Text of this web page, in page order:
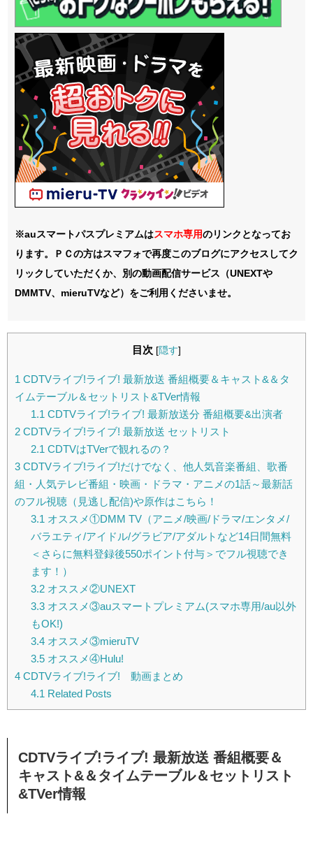
※auスマートパスプレミアムはスマホ専用のリンクとなってお
ります。ＰＣの方はスマフォで再度このブログにアクセスしてク
リックしていただくか、別の動画配信サービス（UNEXTや
DMMTV、mieruTVなど）をご利用くださいませ。
目次 [隠す]
1 CDTVライブ!ライブ! 最新放送 番組概要＆キャスト&＆タ
イムテーブル＆セットリスト&TVer情報
1.1 CDTVライブ!ライブ! 最新放送分 番組概要&出演者
2 CDTVライブ!ライブ! 最新放送 セットリスト
2.1 CDTVはTVerで観れるの？
3 CDTVライブ!ライブ!だけでなく、他人気音楽番組、歌番
組・人気テレビ番組・映画・ドラマ・アニメの1話～最新話
のフル視聴（見逃し配信)や原作はこちら！
3.1 オススメ①DMM TV（アニメ/映画/ドラマ/エンタメ/
バラエティ/アイドル/グラビア/アダルトなど14日間無料
＜さらに無料登録後550ポイント付与＞でフル視聴でき
ます！）
3.2オススメ②UNEXT
3.3オススメ③auスマートプレミアム(スマホ専用/au以外
もOK!)
3.4オススメ③mieruTV
3.5オススメ④Hulu!
4 CDTVライブ!ライブ! 動画まとめ
4.1 Related Posts
CDTVライブ!ライブ! 最新放送 番組概要＆
キャスト&＆タイムテーブル＆セットリスト
&TVer情報